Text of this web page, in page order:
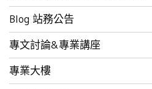
Blog 站務公告
專文討論&專業講座
專業大樓